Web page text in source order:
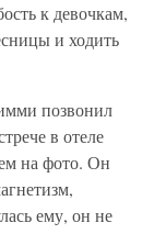
к девочкам,
и ходить
позвонил
в отеле
на фото. Он
ему, он не